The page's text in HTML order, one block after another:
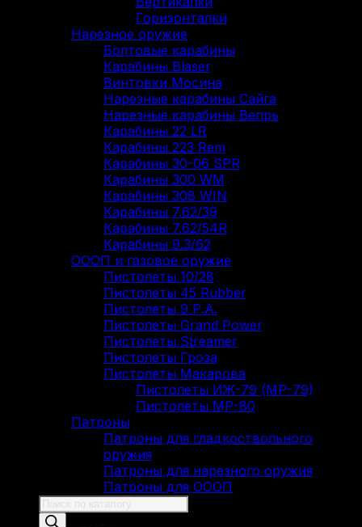
Горизонталки
Нарезное оружие
Болтовые карабины
Карабины Blaser
Винтовки Мосина
Нарезные карабины Сайга
Нарезные карабины Вепрь
Карабины 22 LR
Карабины 223 Rem
Карабины 30-06 SPR
Карабины 300 WM
Карабины 308 WIN
Карабины 7.62/39
Карабины 7.62/54R
Карабины 9.3/62
ОООП и газовое оружие
Пистолеты 10/28
Пистолеты 45 Rubber
Пистолеты 9 Р.А.
Пистолеты Grand Power
Пистолеты Streamer
Пистолеты Гроза
Пистолеты Макарова
Пистолеты ИЖ-79 (МР-79)
Пистолеты МР-80
Патроны
Патроны для гладкоствольного
оружия
Патроны для нарезного оружия
Патроны для ОООП
Поиск
товаров